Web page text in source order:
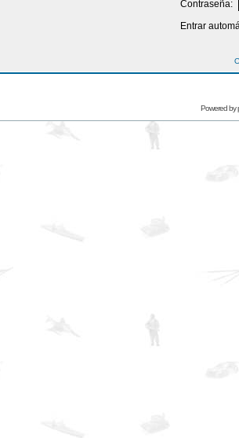
Contraseña:
Entrar
Powered by